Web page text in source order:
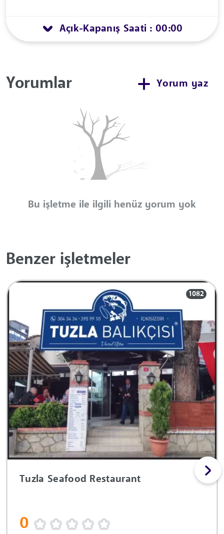
Açık-Kapanış Saati : 00:00
Yorumlar Yorum yaz
Bu işletme ile ilgili henüz yorum yok
Benzer işletmeler
1082
Tuzla Seafood Restaurant
0